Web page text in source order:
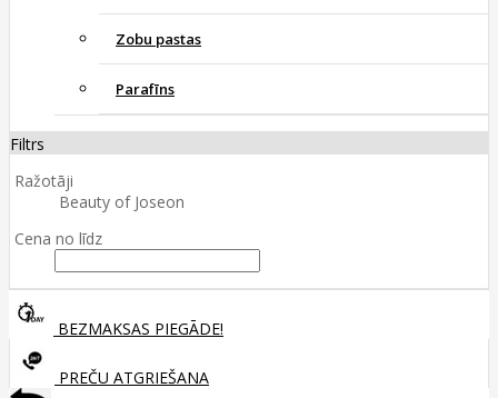
Zobu pastas
Parafīns
Filtrs
Ražotāji
Beauty of Joseon
Cena no līdz
BEZMAKSAS PIEGĀDE!
PREČU ATGRIEŠANA